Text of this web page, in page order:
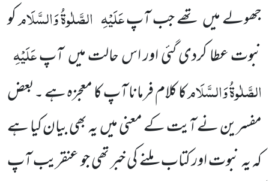
جھولے میں تھے جب آپعَلَیْہِ الصَّلٰوۃُ وَالسَّلَامکو
نبوت عطا کردی گئی اور اس حالت میں آپعَلَیْہِ
الصَّلٰوۃُ وَالسَّلَامکا کلام فرمانا آپ کا معجزہ ہے ۔بعض
مفسرین نے آیت کے معنی میں یہ بھی بیان کیا ہے
کہ یہ نبوت اور کتاب ملنے کی خبر تھی جو عنقریب آپ